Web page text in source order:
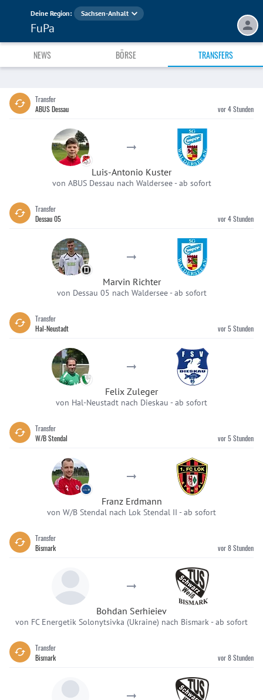
Deine Region: Sachsen-Anhalt
FuPa
NEWS BÖRSE TRANSFERS
Transfer
ABUS Dessau
vor 4 Stunden
Luis-Antonio Kuster
von ABUS Dessau nach Waldersee-ab sofort
Transfer
Dessau 05
vor 4 Stunden
Marvin Richter
von Dessau 05 nach Waldersee-ab sofort
Transfer
Hal-Neustadt
vor 5 Stunden
Felix Zuleger
von Hal-Neustadt nach Dieskau -ab sofort
Transfer
W/B Stendal
vor 5 Stunden
Franz Erdmann
von W/B Stendal nach Lok Stendal II -ab sofort
Transfer
Bismark
vor 8 Stunden
Bohdan Serhieiev
von FC Energetik Solonytsivka (Ukraine) nach Bismark-ab sofort
Transfer
Bismark
vor 8 Stunden